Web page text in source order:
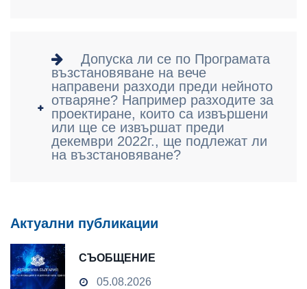
Допуска ли се по Програмата
възстановяване на вече
направени разходи преди нейното
отваряне? Например разходите за
проектиране, които са извършени
или ще се извършат преди
декември 2022г., ще подлежат ли
на възстановяване?
Актуални публикации
СЪОБЩЕНИЕ
05.08.2026